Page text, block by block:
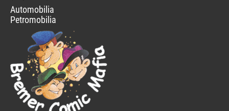
Automobilia
Petromobilia